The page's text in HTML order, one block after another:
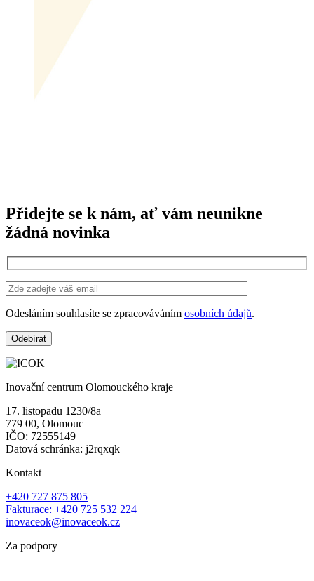
Přidejte se k nám, ať vám neunikne
žádná novinka
Odesláním souhlasíte se zpracováváním osobních údajů.
Inovační centrum Olomouckého kraje
17. listopadu 1230/8a
779 00, Olomouc
IČO: 72555149
Datová schránka: j2rqxqk
Kontakt
+420 727 875 805
Fakturace: +420 725 532 224
inovaceok@inovaceok.cz
Za podpory